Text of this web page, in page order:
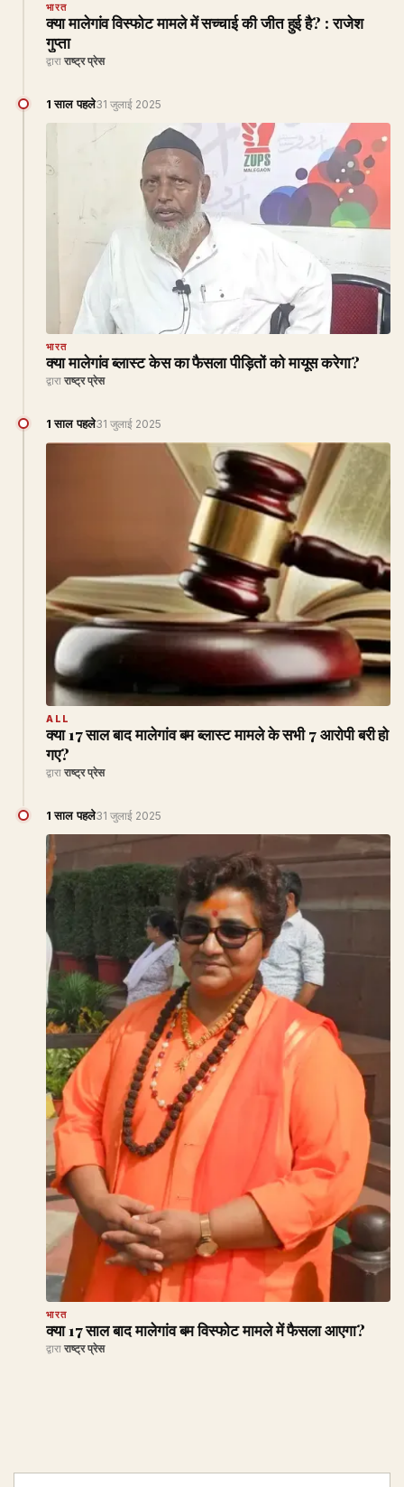
भारत
क्या मालेगांव विस्फोट मामले में सच्चाई की जीत हुई है? : राजेश
गुप्ता
द्वारा राष्ट्र प्रेस
1 साल पहले31 जुलाई 2025
भारत
क्या मालेगांव ब्लास्ट केस का फैसला पीड़ितों को मायूस करेगा?
द्वारा राष्ट्र प्रेस
1 साल पहले31 जुलाई 2025
ALL
क्या 17 साल बाद मालेगांव बम ब्लास्ट मामले के सभी 7 आरोपी बरी हो
गए?
द्वारा राष्ट्र प्रेस
1 साल पहले31 जुलाई 2025
भारत
क्या 17 साल बाद मालेगांव बम विस्फोट मामले में फैसला आएगा?
द्वारा राष्ट्र प्रेस